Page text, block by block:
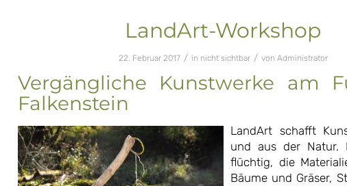
LandArt-Workshop
22. Februar 2017 / in nicht sichtbar / von Administrator
Vergängliche Kunstwerke am
Falkenstein
LandArt schafft
und aus der Natur.
flüchtig, die
Bäume und Gräser,